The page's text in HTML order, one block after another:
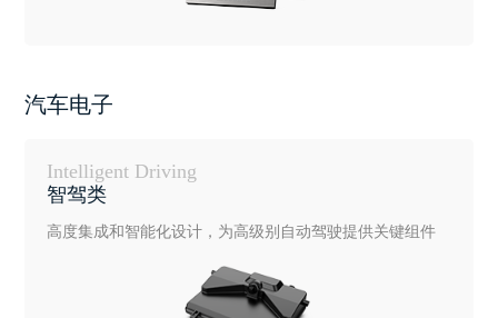
汽车电子
Intelligent Driving
智驾类
高度集成和智能化设计，为高级别自动驾驶提供关键组件